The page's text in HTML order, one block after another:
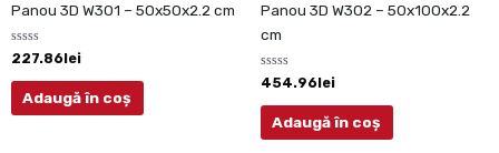
Panou 3D W301 – 50x50x2.2 cm
Evaluat
la
0
din
227.86lei
Adaugă în coș
Panou 3D W302 – 50x100x2.2
cm
Evaluat
la
0
din
454.96lei
Adaugă în coș